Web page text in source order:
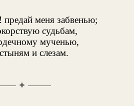
меня забвенью;
судьбам,
мученью,
и слезам.
✦